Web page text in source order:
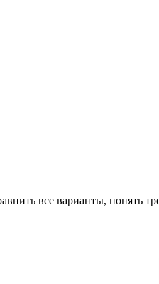
все варианты, понять